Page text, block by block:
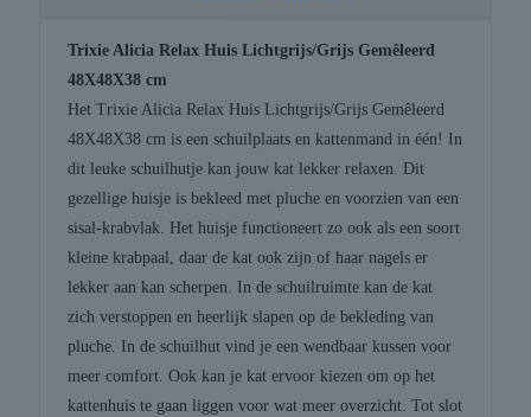
Trixie Alicia Relax Huis Lichtgrijs/Grijs Gemêleerd
48X48X38 cm
Het Trixie Alicia Relax Huis Lichtgrijs/Grijs Gemêleerd
48X48X38 cm is een schuilplaats en kattenmand in één! In
dit leuke schuilhutje kan jouw kat lekker relaxen. Dit
gezellige huisje is bekleed met pluche en voorzien van een
sisal-krabvlak. Het huisje functioneert zo ook als een soort
kleine krabpaal, daar de kat ook zijn of haar nagels er
lekker aan kan scherpen. In de schuilruimte kan de kat
zich verstoppen en heerlijk slapen op de bekleding van
pluche. In de schuilhut vind je een wendbaar kussen voor
meer comfort. Ook kan je kat ervoor kiezen om op het
kattenhuis te gaan liggen voor wat meer overzicht. Tot slot